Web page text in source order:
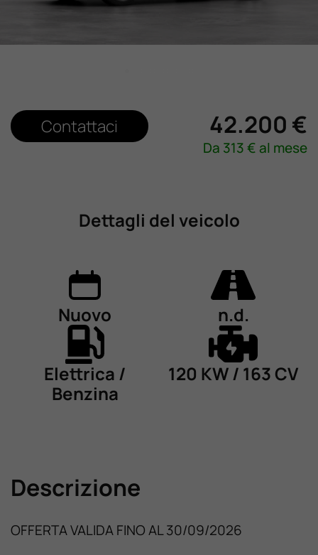
Contattaci 42.200 €
Da 313€ al mese
Dettagli del veicolo
Nuovo n.d.
Elettrica /
Benzina
120 KW / 163 CV
Descrizione
OFFERTA VALIDA FINO AL 30/09/2026